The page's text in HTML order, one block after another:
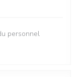
personnel